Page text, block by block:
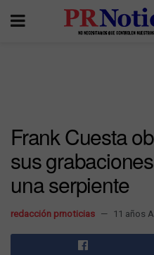
Frank Cuesta
sus
una serpiente
redacción prnoticias 11 años